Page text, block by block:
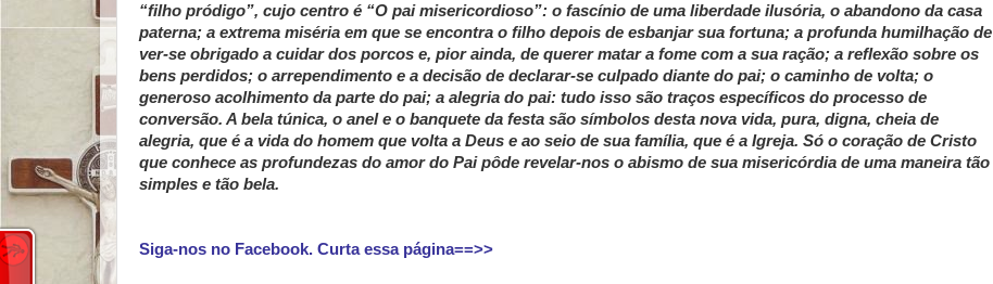
“filho pródigo”, cujo centro é “O pai misericordioso”: o fascínio de uma liberdade ilusória, o abandono da casa
paterna; a extrema miséria em que se encontra o filho depois de esbanjar sua fortuna; a profunda humilhação de
ver-se obrigado a cuidar dos porcos e, pior ainda, de querer matar a fome com a sua ração; a reflexão sobre os
bens perdidos; o arrependimento e a decisão de declarar-se culpado diante do pai; o caminho de volta; o
generoso acolhimento da parte do pai; a alegria do pai: tudo isso são traços específicos do processo de
conversão. A bela túnica, o anel e o banquete da festa são símbolos desta nova vida, pura, digna, cheia de
alegria, que é a vida do homem que volta a Deus e ao seio de sua família, que é a Igreja. Só o coração de Cristo
que conhece as profundezas do amor do Pai pôde revelar-nos o abismo de sua misericórdia de uma maneira tão
simples e tão bela.
Siga-nos no Facebook. Curta essa página==>>